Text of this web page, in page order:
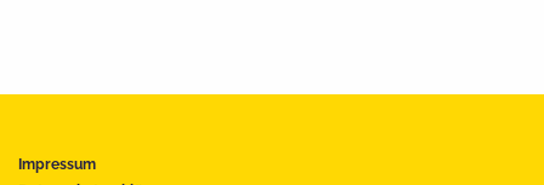
Impressum